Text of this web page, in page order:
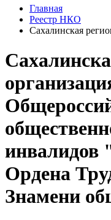
Главная
Реестр НКО
Сахалинская
инвалидов
Ордена
Знамени